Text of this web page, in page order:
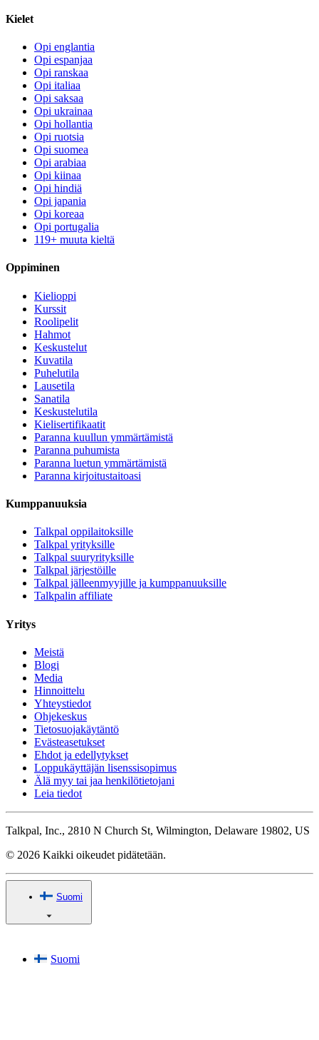
Kielet
Opi englantia
Opi espanjaa
Opi ranskaa
Opi italiaa
Opi saksaa
Opi ukrainaa
Opi hollantia
Opi ruotsia
Opi suomea
Opi arabiaa
Opi kiinaa
Opi hindiä
Opi japania
Opi koreaa
Opi portugalia
119+ muuta kieltä
Oppiminen
Kielioppi
Kurssit
Roolipelit
Hahmot
Keskustelut
Kuvatila
Puhelutila
Lausetila
Sanatila
Keskustelutila
Kielisertifikaatit
Paranna kuullun ymmärtämistä
Paranna puhumista
Paranna luetun ymmärtämistä
Paranna kirjoitustaitoasi
Kumppanuuksia
Talkpal oppilaitoksille
Talkpal yrityksille
Talkpal suuryrityksille
Talkpal järjestöille
Talkpal jälleenmyyjille ja kumppanuuksille
Talkpalin affiliate
Yritys
Meistä
Blogi
Media
Hinnoittelu
Yhteystiedot
Ohjekeskus
Tietosuojakäytäntö
Evästeasetukset
Ehdot ja edellytykset
Loppukäyttäjän lisenssisopimus
Älä myy tai jaa henkilötietojani
Leia tiedot
Talkpal, Inc., 2810 N Church St, Wilmington, Delaware 19802, US
© 2026 Kaikki oikeudet pidätetään.
Suomi
Suomi